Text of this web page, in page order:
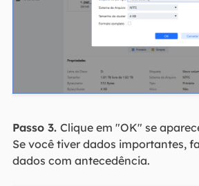
Passo 3. Clique em "OK" se
Se você tiver dados importantes,
dados com antecedência.